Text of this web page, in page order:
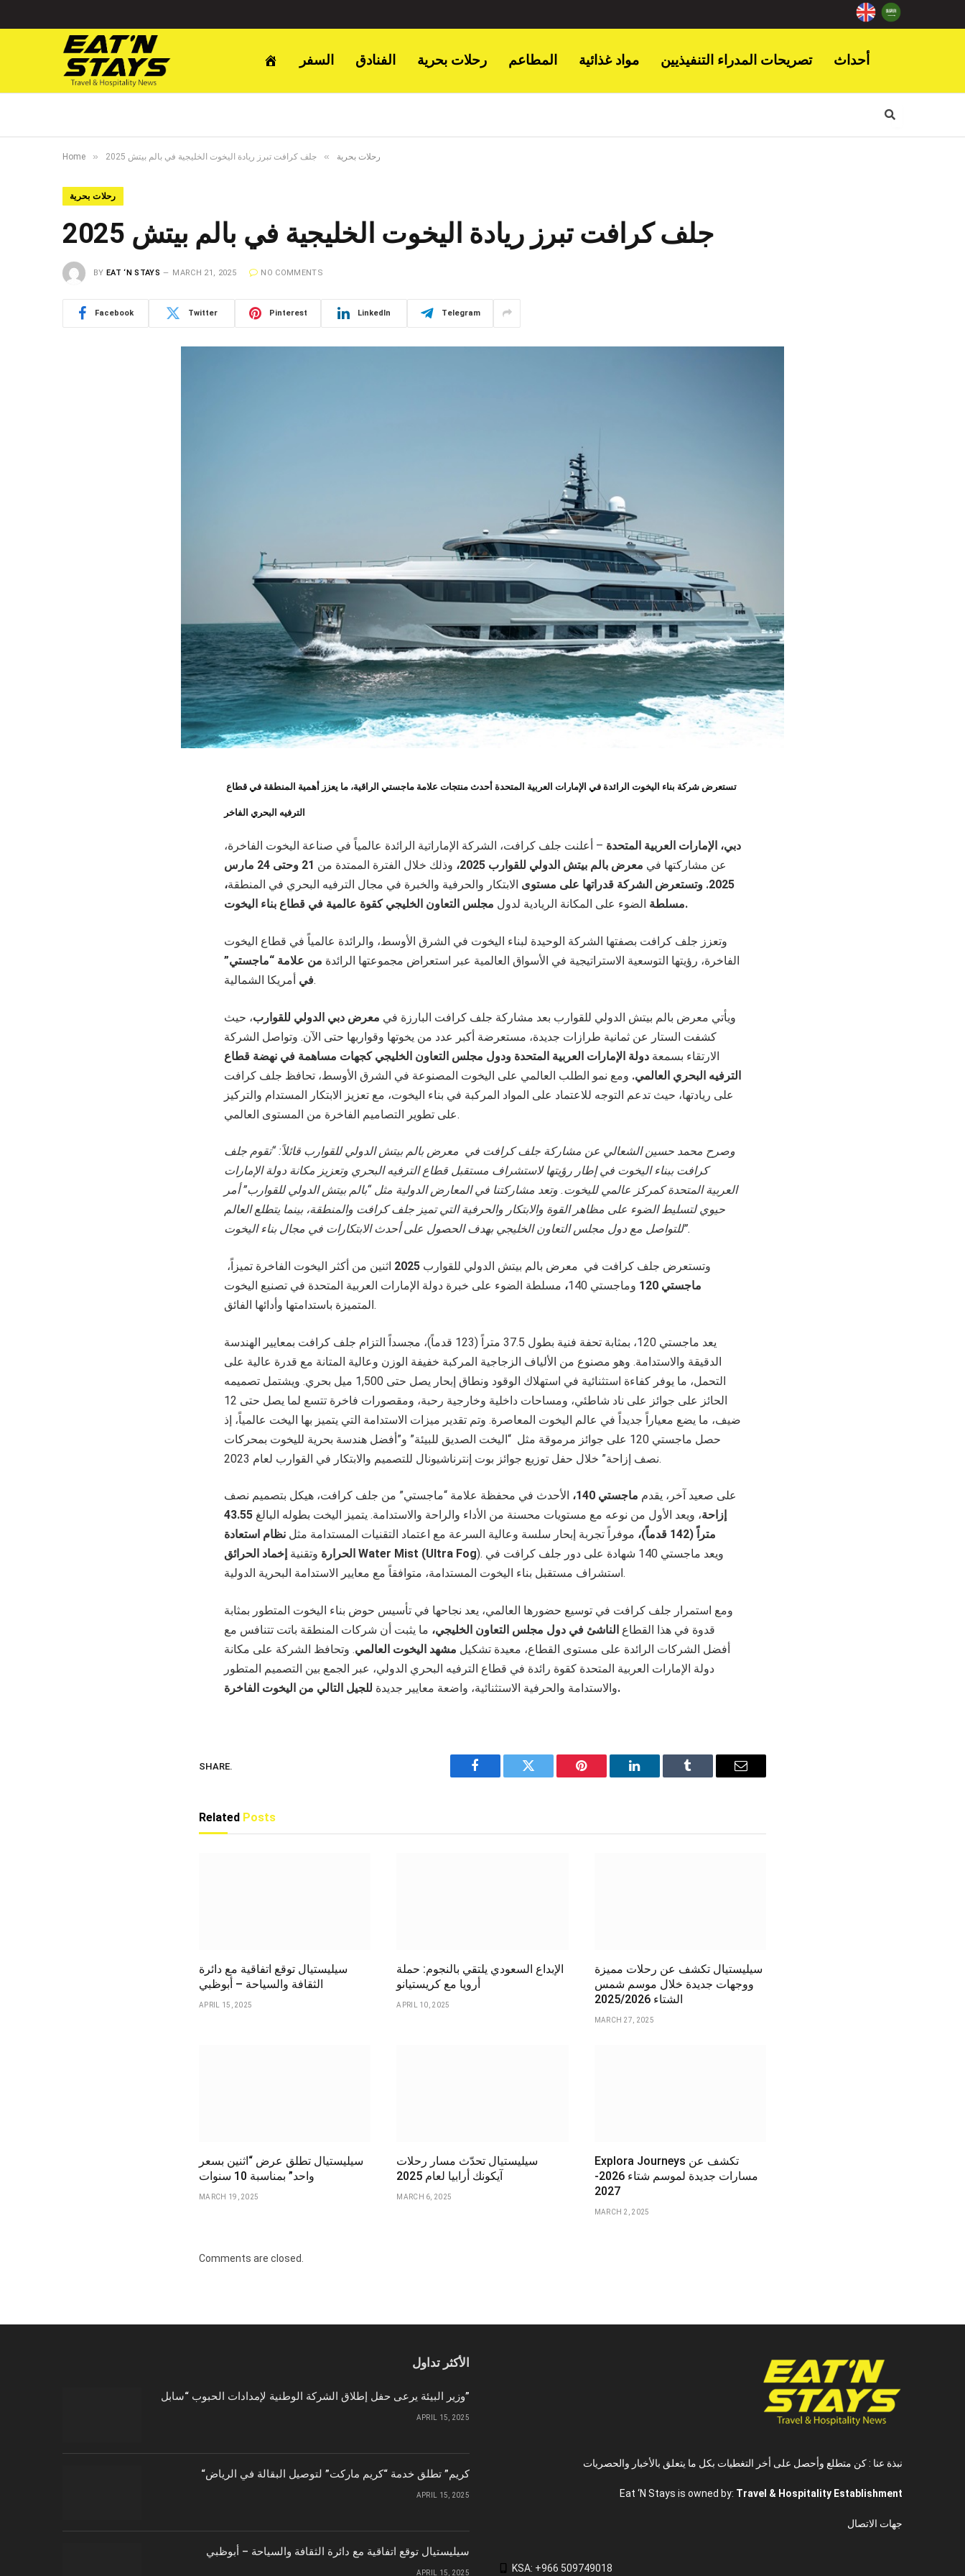
السفر الفنادق رحلات بحرية المطاعم مواد غذائية تصريحات المدراء التنفيذيين أحداث
Home » رحلات بحرية » جلف كرافت تبرز ريادة اليخوت الخليجية في بالم بيتش 2025
رحلات بحرية
جلف كرافت تبرز ريادة اليخوت الخليجية في بالم بيتش 2025
BY EAT ‘N STAYS MARCH 21, 2025 NO COMMENTS
Facebook Twitter Pinterest LinkedIn Telegram
تستعرض شركة بناء اليخوت الرائدة في الإمارات العربية المتحدة أحدث منتجات علامة ماجستي الراقية، ما يعزز أهمية المنطقة في قطاع
الترفيه البحري الفاخر
دبي، الإمارات العربية المتحدة – أعلنت جلف كرافت، الشركة الإماراتية الرائدة عالمياً في صناعة اليخوت الفاخرة،
عن مشاركتها في معرض بالم بيتش الدولي للقوارب 2025 ، وذلك خلال الفترة الممتدة من
21 وحتى 24 مارس
2025. وتستعرض الشركة قدراتها على مستوى
الابتكار والحرفية والخبرة في مجال الترفيه البحري في المنطقة،
مسلطة الضوء على المكانة الريادية لدول مجلس التعاون الخليجي كقوة عالمية في قطاع بناء اليخوت .
وتعزز جلف كرافت بصفتها الشركة الوحيدة لبناء اليخوت في الشرق الأوسط، والرائدة عالمياً في قطاع اليخوت
الفاخرة، رؤيتها التوسعية الاستراتيجية في الأسواق العالمية عبر استعراض مجموعتها الرائدة من علامة “ماجستي”
فيأمريكا الشمالية.
ويأتي معرض بالم بيتش الدولي للقوارب بعد مشاركة جلف كرافت البارزة في معرض دبي الدولي للقوارب، حيث
كشفت الستار عن ثمانية طرازات جديدة، مستعرضة أكبر عدد من يخوتها وقواربها حتى الآن. وتواصل الشركة
الارتقاء بسمعة دولة الإمارات العربية المتحدة ودول مجلس التعاون الخليجي كجهات مساهمة في نهضة قطاع
الترفيه البحري العالمي. ومع نمو الطلب العالمي على اليخوت المصنوعة في الشرق الأوسط، تحافظ جلف كرافت
على ريادتها، حيث تدعم التوجه للاعتماد على المواد المركبة في بناء اليخوت، مع تعزيز الابتكار المستدام والتركيز
على تطوير التصاميم الفاخرة من المستوى العالمي.
وصرح محمد حسين الشعالي عن مشاركة جلف كرافت في معرض بالم بيتش الدولي للقوارب قائلاً: “تقوم جلف
كرافت ببناء اليخوت في إطار رؤيتها لاستشراف مستقبل قطاع الترفيه البحري وتعزيز مكانة دولة الإمارات
العربية المتحدة كمركز عالمي لليخوت. وتعد مشاركتنا في المعارض الدولية مثل “بالم بيتش الدولي للقوارب” أمر
حيوي لتسليط الضوء على مظاهر القوة والابتكار والحرفية التي تميز جلف كرافت والمنطقة، بينما يتطلع العالم
للتواصل مع دول مجلس التعاون الخليجي بهدف الحصول على أحدث الابتكارات في مجال بناء اليخوت”.
وتستعرض جلف كرافت في معرض بالم بيتش الدولي للقوارب 2025 اثنين من أكثر اليخوت الفاخرة تميزاً،
ماجستي 120
وماجستي 140 ، مسلطة الضوء على خبرة دولة الإمارات العربية المتحدة في تصنيع اليخوت
المتميزة باستدامتها وأدائها الفائق.
يعد ماجستي 120، بمثابة تحفة فنية بطول 37.5 متراً (123 قدماً)، مجسداً التزام جلف كرافت بمعايير الهندسة
الدقيقة والاستدامة. وهو مصنوع من الألياف الزجاجية المركبة خفيفة الوزن وعالية المتانة مع قدرة عالية على
التحمل، ما يوفر كفاءة استثنائية في استهلاك الوقود ونطاق إبحار يصل حتى 1,500 ميل بحري. ويشتمل تصميمه
الحائز على جوائز على ناد شاطئي، ومساحات داخلية وخارجية رحبة، ومقصورات فاخرة تتسع لما يصل حتى 12
ضيف، ما يضع معياراً جديداً في عالم اليخوت المعاصرة. وتم تقدير ميزات الاستدامة التي يتميز بها اليخت عالمياً، إذ
حصل ماجستي 120 على جوائز مرموقة مثل “اليخت الصديق للبيئة” و”أفضل هندسة بحرية لليخوت بمحركات
نصف إزاحة” خلال حفل توزيع جوائز بوت إنترناشيونال للتصميم والابتكار في القوارب لعام 2023.
على صعيد آخر، يقدم ماجستي 140 ، الأحدث في محفظة علامة “ماجستي” من جلف كرافت، هيكل بتصميم نصف
إزاحة، ويعد الأول من نوعه مع مستويات محسنة من الأداء والراحة والاستدامة. يتميز اليخت بطوله البالغ 43.55
متراً (142 قدماً)
، موفراً تجربة إبحار سلسة وعالية السرعة مع اعتماد التقنيات المستدامة مثل نظام استعادة
الحرارة وتقنية إخماد الحرائق Water Mist (Ultra Fog). ويعد ماجستي 140 شهادة على دور جلف كرافت في
استشراف مستقبل بناء اليخوت المستدامة، متوافقاً مع معايير الاستدامة البحرية الدولية.
ومع استمرار جلف كرافت في توسيع حضورها العالمي، يعد نجاحها في تأسيس حوض بناء اليخوت المتطور بمثابة
قدوة في هذا القطاع الناشئ في دول مجلس التعاون الخليجي، ما يثبت أن شركات المنطقة باتت تتنافس مع
أفضل الشركات الرائدة على مستوى القطاع، معيدة تشكيل مشهد اليخوت العالمي. وتحافظ الشركة على مكانة
دولة الإمارات العربية المتحدة كقوة رائدة في قطاع الترفيه البحري الدولي، عبر الجمع بين التصميم المتطور
والاستدامة والحرفية الاستثنائية، واضعة معايير جديدة للجيل التالي من اليخوت الفاخرة .
SHARE.
Facebook Twitter Pinterest LinkedIn Tumblr Email
Related Posts
سيليستيال توقع اتفاقية مع دائرة
الثقافة والسياحة – أبوظبي
APRIL 15, 2025
الإبداع السعودي يلتقي بالنجوم: حملة
أرويا مع كريستيانو
APRIL 10, 2025
سيليستيال تكشف عن رحلات مميزة
ووجهات جديدة خلال موسم شمس
الشتاء 2025/2026
MARCH 27, 2025
سيليستيال تطلق عرض “اثنين بسعر
واحد” بمناسبة 10 سنوات
MARCH 19, 2025
سيليستيال تحدّث مسار رحلات
آيكونك أرابيا لعام 2025
MARCH 6, 2025
Explora Journeys تكشف عن
مسارات جديدة لموسم شتاء 2026-
2027
MARCH 2, 2025
Comments are closed.
الأكثر تداول
وزير البيئة يرعى حفل إطلاق الشركة الوطنية لإمدادات الحبوب “سابل”
APRIL 15, 2025
“كريم” تطلق خدمة “كريم ماركت” لتوصيل البقالة في الرياض
APRIL 15, 2025
سيليستيال توقع اتفاقية مع دائرة الثقافة والسياحة – أبوظبي
APRIL 15, 2025
نبذة عنا : كن متطلع وأحصل على أخر التغطيات بكل ما يتعلق بالأخبار والحصريات
Eat ‘N Stays is owned by: Travel & Hospitality Establishment
جهات الاتصال
KSA: +966 509749018